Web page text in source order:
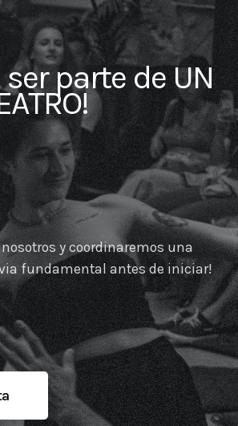
ser parte de UN
nosotros y coordinaremos una
fundamental antes de iniciar!